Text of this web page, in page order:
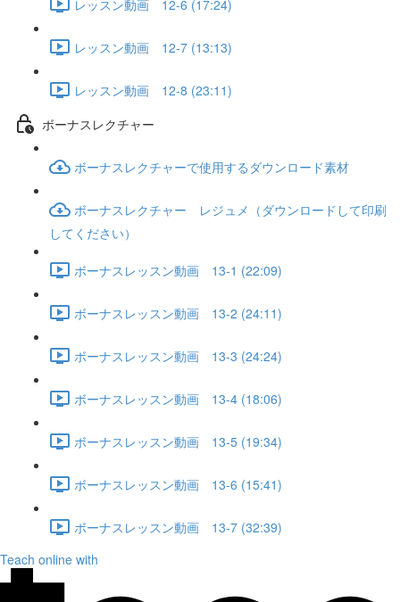
レッスン動画 12-6 (17:24)
レッスン動画 12-7 (13:13)
レッスン動画 12-8 (23:11)
ボーナスレクチャー
ボーナスレクチャーで使用するダウンロード素材
ボーナスレクチャー レジュメ（ダウンロードして印刷
してください）
ボーナスレッスン動画 13-1 (22:09)
ボーナスレッスン動画 13-2 (24:11)
ボーナスレッスン動画 13-3 (24:24)
ボーナスレッスン動画 13-4 (18:06)
ボーナスレッスン動画 13-5 (19:34)
ボーナスレッスン動画 13-6 (15:41)
ボーナスレッスン動画 13-7 (32:39)
Teach online with